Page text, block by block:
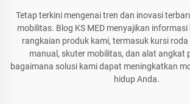
Tetap terkini mengenai tren dan inovasi
mobilitas. Blog KS MED menyajikan
rangkaian produk kami, termasuk kursi
manual, skuter mobilitas, dan alat angkat
bagaimana solusi kami dapat meningkatkan
hidup Anda.